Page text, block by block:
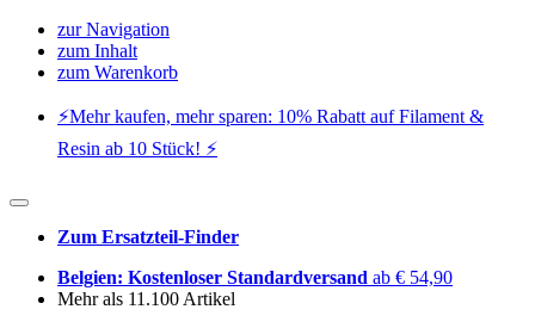
zur Navigation
zum Inhalt
zum Warenkorb
⚡️Mehr kaufen, mehr sparen: 10% Rabatt auf Filament &
Resin ab 10 Stück! ⚡️
Zum Ersatzteil-Finder
Belgien: Kostenloser Standardversand ab € 54,90
Mehr als 11.100 Artikel